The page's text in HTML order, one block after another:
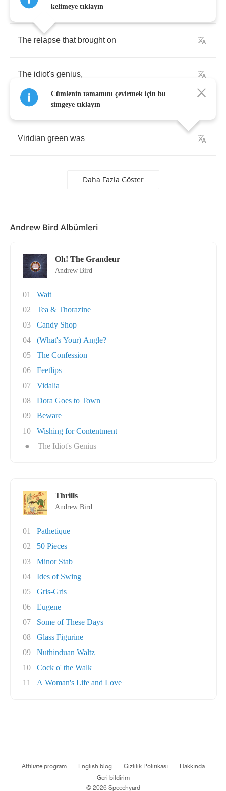
Was the color that triggered
The relapse that brought on
The idiot's genius,
Viridian green was
Daha Fazla Göster
kelimeye tıklayın
Cümlenin tamamını çevirmek için bu
simgeye tıklayın
Andrew Bird Albümleri
Oh! The Grandeur
Andrew Bird
01
Wait
02
Tea & Thorazine
03
Candy Shop
04
(What's Your) Angle?
05
The Confession
06
Feetlips
07
Vidalia
08
Dora Goes to Town
09
Beware
10
Wishing for Contentment
●
The Idiot's Genius
Thrills
Andrew Bird
01
Pathetique
02
50 Pieces
03
Minor Stab
04
Ides of Swing
05
Gris-Gris
06
Eugene
07
Some of These Days
08
Glass Figurine
09
Nuthinduan Waltz
10
Cock o' the Walk
11
A Woman's Life and Love
Affiliate program English blog Gizlilik Politikası
Hakkında
Geri bildirim
© 2026 Speechyard